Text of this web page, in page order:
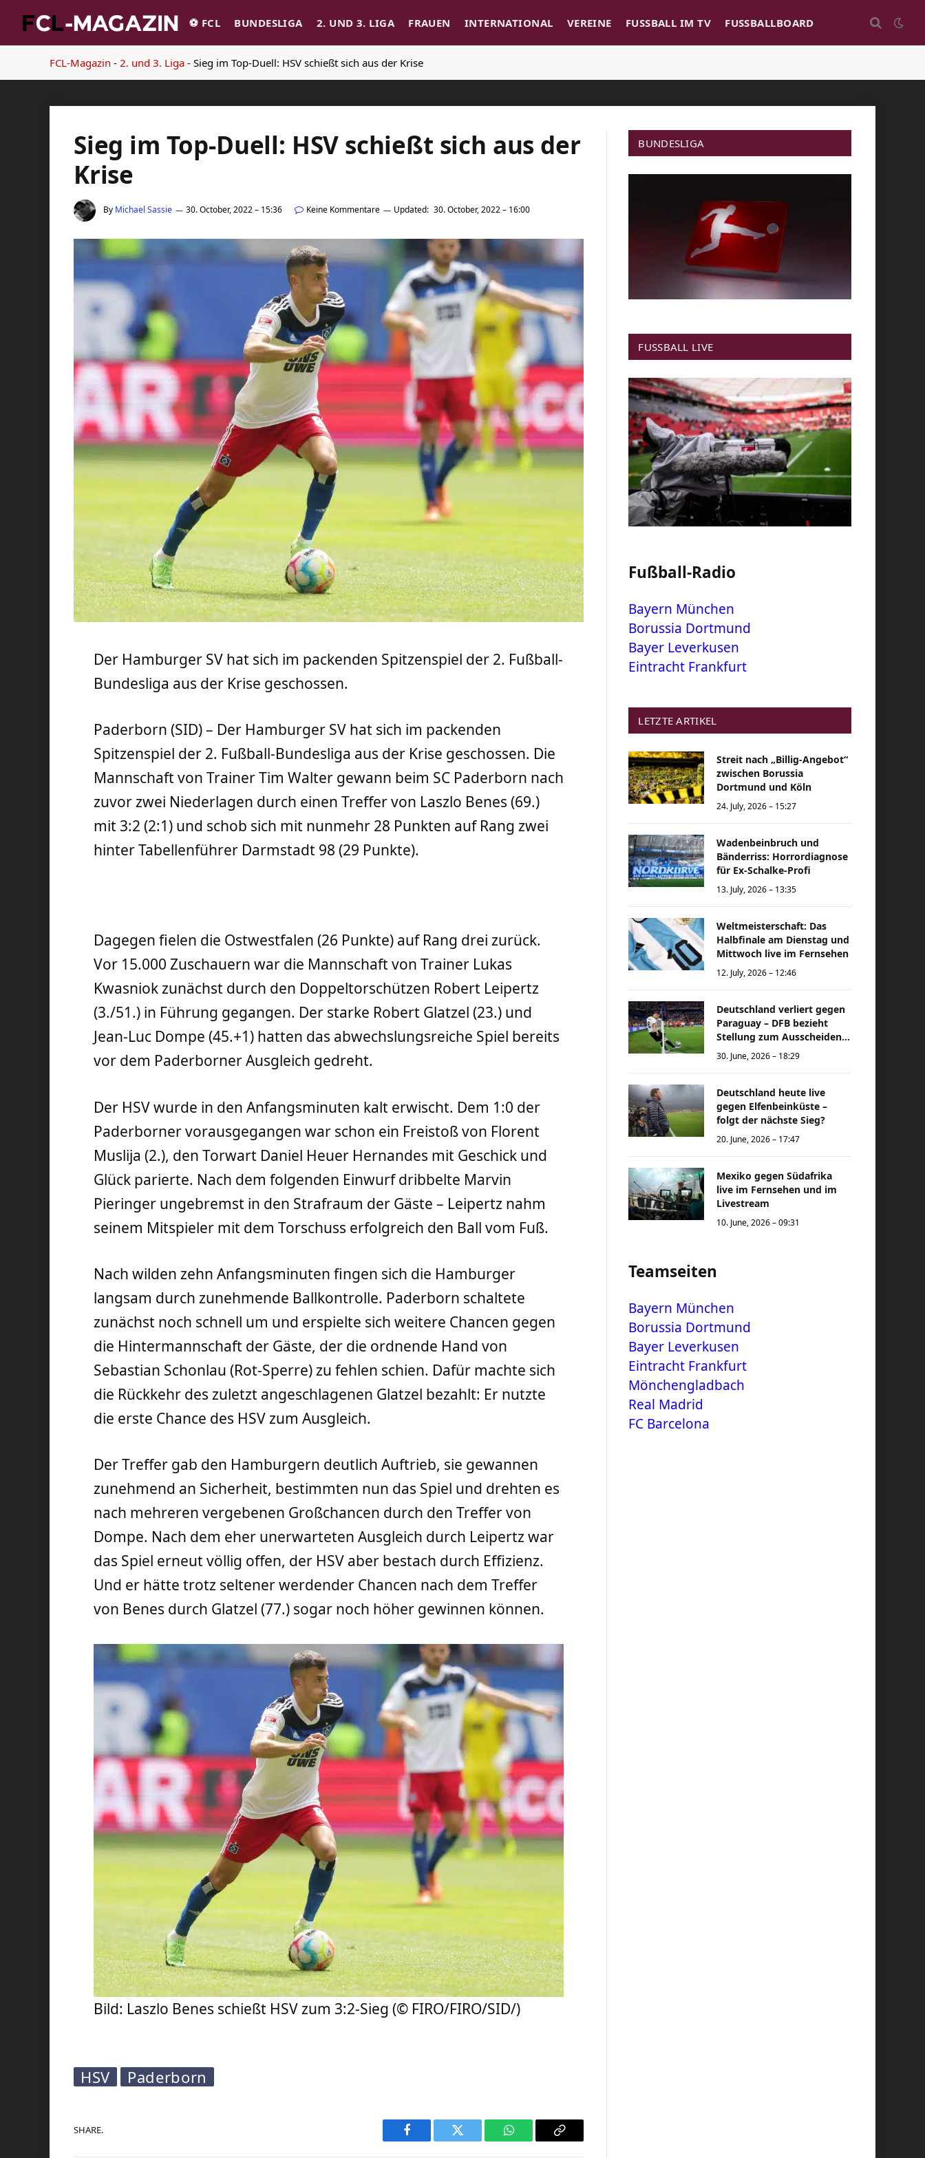
⚽️ FCL BUNDESLIGA 2. UND 3. LIGA FRAUEN INTERNATIONAL VEREINE FUSSBALL IM TV FUSSBALLBOARD
FCL-Magazin - 2. und 3. Liga - Sieg im Top-Duell: HSV schießt sich aus der Krise
Sieg im Top-Duell: HSV schießt sich aus der
Krise
By Michael Sassie 30. October, 2022 – 15:36 Keine Kommentare Updated: 30. October, 2022 – 16:00
Der Hamburger SV hat sich im packenden Spitzenspiel der 2. Fußball-
Bundesliga aus der Krise geschossen.
Paderborn (SID) – Der Hamburger SV hat sich im packenden
Spitzenspiel der 2. Fußball-Bundesliga aus der Krise geschossen. Die
Mannschaft von Trainer Tim Walter gewann beim SC Paderborn nach
zuvor zwei Niederlagen durch einen Treffer von Laszlo Benes (69.)
mit 3:2 (2:1) und schob sich mit nunmehr 28 Punkten auf Rang zwei
hinter Tabellenführer Darmstadt 98 (29 Punkte).
Dagegen fielen die Ostwestfalen (26 Punkte) auf Rang drei zurück.
Vor 15.000 Zuschauern war die Mannschaft von Trainer Lukas
Kwasniok zunächst durch den Doppeltorschützen Robert Leipertz
(3./51.) in Führung gegangen. Der starke Robert Glatzel (23.) und
Jean-Luc Dompe (45.+1) hatten das abwechslungsreiche Spiel bereits
vor dem Paderborner Ausgleich gedreht.
Der HSV wurde in den Anfangsminuten kalt erwischt. Dem 1:0 der
Paderborner vorausgegangen war schon ein Freistoß von Florent
Muslija (2.), den Torwart Daniel Heuer Hernandes mit Geschick und
Glück parierte. Nach dem folgenden Einwurf dribbelte Marvin
Pieringer ungebremst in den Strafraum der Gäste – Leipertz nahm
seinem Mitspieler mit dem Torschuss erfolgreich den Ball vom Fuß.
Nach wilden zehn Anfangsminuten fingen sich die Hamburger
langsam durch zunehmende Ballkontrolle. Paderborn schaltete
zunächst noch schnell um und erspielte sich weitere Chancen gegen
die Hintermannschaft der Gäste, der die ordnende Hand von
Sebastian Schonlau (Rot-Sperre) zu fehlen schien. Dafür machte sich
die Rückkehr des zuletzt angeschlagenen Glatzel bezahlt: Er nutzte
die erste Chance des HSV zum Ausgleich.
Der Treffer gab den Hamburgern deutlich Auftrieb, sie gewannen
zunehmend an Sicherheit, bestimmten nun das Spiel und drehten es
nach mehreren vergebenen Großchancen durch den Treffer von
Dompe. Nach dem eher unerwarteten Ausgleich durch Leipertz war
das Spiel erneut völlig offen, der HSV aber bestach durch Effizienz.
Und er hätte trotz seltener werdender Chancen nach dem Treffer
von Benes durch Glatzel (77.) sogar noch höher gewinnen können.
Bild: Laszlo Benes schießt HSV zum 3:2-Sieg (© FIRO/FIRO/SID/)
HSV Paderborn
SHARE.
Facebook Twitter WhatsAppCopy
BUNDESLIGA
FUSSBALL LIVE
Fußball-Radio
Bayern München
Borussia Dortmund
Bayer Leverkusen
Eintracht Frankfurt
LETZTE ARTIKEL
Streit nach „Billig-Angebot“
zwischen Borussia
Dortmund und Köln
24. July, 2026 – 15:27
Wadenbeinbruch und
Bänderriss: Horrordiagnose
für Ex-Schalke-Profi
13. July, 2026 – 13:35
Weltmeisterschaft: Das
Halbfinale am Dienstag und
Mittwoch live im Fernsehen
12. July, 2026 – 12:46
Deutschland verliert gegen
Paraguay – DFB bezieht
Stellung zum Ausscheiden
bei der Weltmeisterschaft
30. June, 2026 – 18:29
Deutschland heute live
gegen Elfenbeinküste –
folgt der nächste Sieg?
20. June, 2026 – 17:47
Mexiko gegen Südafrika
live im Fernsehen und im
Livestream
10. June, 2026 – 09:31
Teamseiten
Bayern München
Borussia Dortmund
Bayer Leverkusen
Eintracht Frankfurt
Mönchengladbach
Real Madrid
FC Barcelona